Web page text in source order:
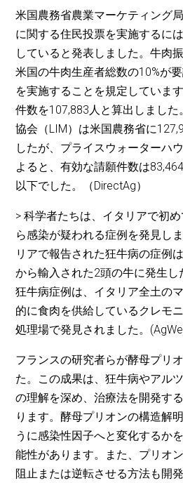
米国農務省農業マーケティング
に関する住民投票を実施するに
していると発表しました。牛肉
米国の牛肉生産者総数の10%が
を実施することを規定していま
件数を107,883人と算出しまし
協会（LIM）は米国農務省に
したが、プライスウォーターハ
よると、有効な請願件数は
以下でした。（DirectAg）
> 科学者たちは、イタリアで初
ら感染が疑われる症例を発見し
リアで報告された狂牛病の症例
から輸入された2頭の牛に発生
狂牛病症例は、イタリア全土の
的に食肉を供給しているクレモ
処理場で発見されました。
フランスの研究者らが酵母プリ
た。この成果は、狂牛病やアル
の理解を深め、治療法を開発す
ります。酵母プリオンの構造解
うに感染性因子へと変化するか
能性があります。また、プリオ
阻止または逆転させる方法も開